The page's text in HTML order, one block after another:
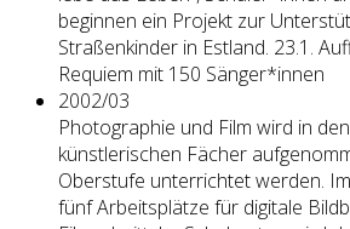
beginnen ein Projekt zur
Straßenkinder in Estland. 23.1.
Requiem mit 150 Sänger*innen
2002/03
Photographie und Film wird in
künstlerischen Fächer
Oberstufe unterrichtet werden.
fünf Arbeitsplätze für digitale